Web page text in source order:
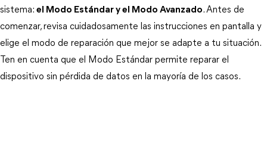
sistema: el Modo Estándar y el Modo Avanzado. Antes de
comenzar, revisa cuidadosamente las instrucciones en pantalla y
elige el modo de reparación que mejor se adapte a tu situación.
Ten en cuenta que el Modo Estándar permite reparar el
dispositivo sin pérdida de datos en la mayoría de los casos.